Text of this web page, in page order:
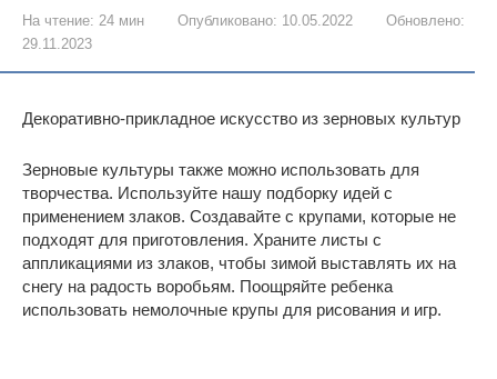
На чтение: 24 мин Опубликовано: 10.05.2022
Обновлено:
29.11.2023
Декоративно-прикладное искусство из зерновых культур
Зерновые культуры также можно использовать для
творчества. Используйте нашу подборку идей с
применением злаков. Создавайте с крупами, которые не
подходят для приготовления. Храните листы с
аппликациями из злаков, чтобы зимой выставлять их на
снегу на радость воробьям. Поощряйте ребенка
использовать немолочные крупы для рисования и игр.